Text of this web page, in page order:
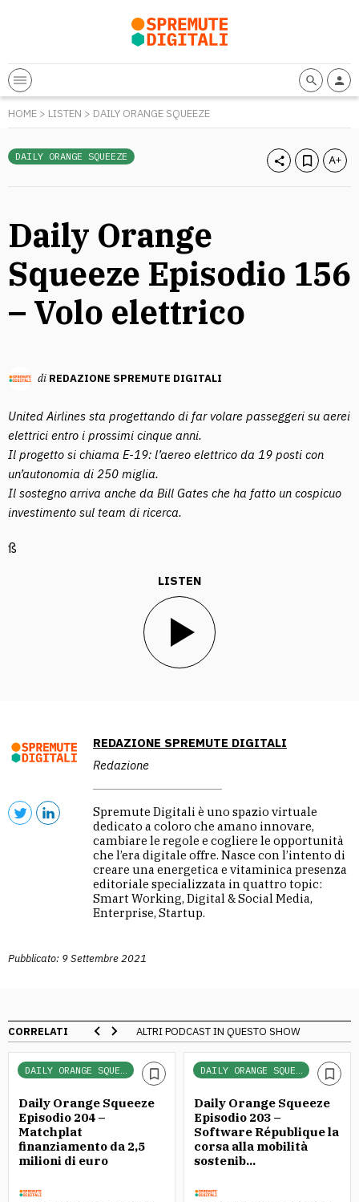
HOME > LISTEN > DAILY ORANGE SQUEEZE
DAILY ORANGE SQUEEZE
Daily Orange
Squeeze Episodio 156
– Volo elettrico
di REDAZIONE SPREMUTE DIGITALI
United Airlines sta progettando di far volare passeggeri su aerei
elettrici entro i prossimi cinque anni.
Il progetto si chiama E-19: l’aereo elettrico da 19 posti con
un’autonomia di 250 miglia.
Il sostegno arriva anche da Bill Gates che ha fatto un cospicuo
investimento sul team di ricerca.
ß
LISTEN
REDAZIONE SPREMUTE DIGITALI
Redazione
Spremute Digitali è uno spazio virtuale
dedicato a coloro che amano innovare,
cambiare le regole e cogliere le opportunità
che l’era digitale offre. Nasce con l’intento di
creare una energetica e vitaminica presenza
editoriale specializzata in quattro topic:
Smart Working, Digital & Social Media,
Enterprise, Startup.
Pubblicato: 9 Settembre 2021
CORRELATI ALTRI PODCAST IN QUESTO SHOW
DAILY ORANGE SQUEEZE
Daily Orange Squeeze
Episodio 204 –
Matchplat
finanziamento da 2,5
milioni di euro
DAILY ORANGE SQUEEZE
Daily Orange Squeeze
Episodio 203 –
Software République la
corsa alla mobilità
sostenib...